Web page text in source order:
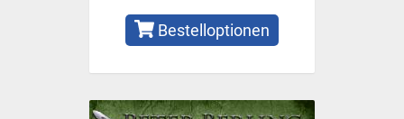
Bestelloptionen